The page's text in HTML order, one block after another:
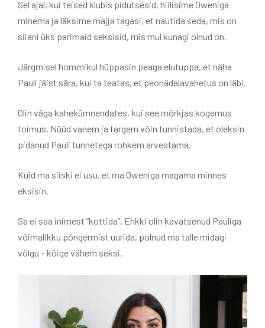
Sel ajal, kui teised klubis pidutsesid, hiilisime Oweniga
minema ja läksime majja tagasi, et nautida seda, mis on
siiani üks parimaid seksisid, mis mul kunagi olnud on.
Järgmisel hommikul hüppasin peaga elutuppa, et näha
Pauli jäist sära, kui ta teatas, et peonädalavahetus on läbi.
Olin väga kahekümnendates, kui see mõrkjas kogemus
toimus. Nüüd vanem ja targem võin tunnistada, et oleksin
pidanud Pauli tunnetega rohkem arvestama.
Kuid ma siiski ei usu, et ma Oweniga magama minnes
eksisin.
Sa ei saa inimest “kottida”. Ehkki olin kavatsenud Pauliga
võimalikku põngermist uurida, polnud ma talle midagi
võlgu – kõige vähem seksi.